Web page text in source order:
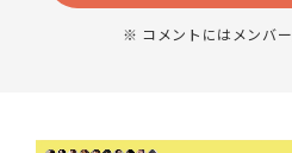
※ コメントにはメンバー